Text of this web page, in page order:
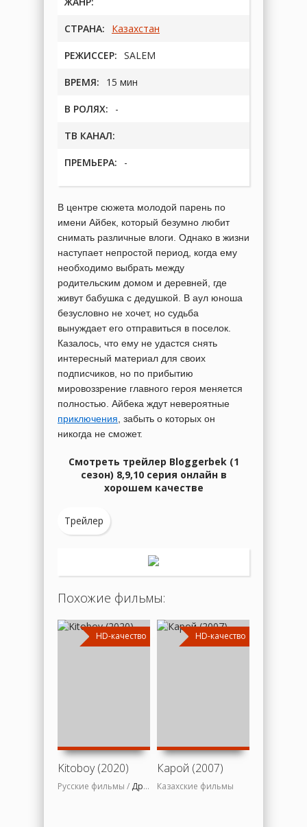
СТРАНА: Казахстан
РЕЖИССЕР: SALEM
ВРЕМЯ: 15 мин
В РОЛЯХ: -
ТВ КАНАЛ:
ПРЕМЬЕРА: -
В центре сюжета молодой парень по
имени Айбек, который безумно любит
снимать различные влоги. Однако в жизни
наступает непростой период, когда ему
необходимо выбрать между
родительским домом и деревней, где
живут бабушка с дедушкой. В аул юноша
безусловно не хочет, но судьба
вынуждает его отправиться в поселок.
Казалось, что ему не удастся снять
интересный материал для своих
подписчиков, но по прибытию
мировоззрение главного героя меняется
полностью. Айбека ждут невероятные
приключения , забыть о которых он
никогда не сможет.
Смотреть трейлер Bloggerbek (1
сезон) 8,9,10 серия онлайн в
хорошем качестве
Трейлер
Похожие фильмы:
HD-качество
Kitoboy (2020)
Русские фильмы / Драмы /Приключения/ Фильмы 2020
HD-качество
Карой (2007)
Казахские фильмы